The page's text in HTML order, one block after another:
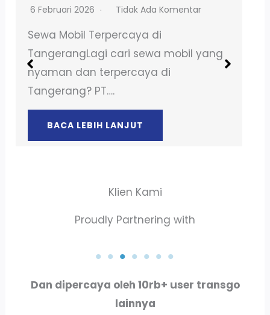
14 Maret 2025 Tidak Ada Komentar
Sewa Mobil BSD Tangerang Butuh
kendaraan untuk mudik keluar kota
atau sekedar liburan bersama
keluarga?…
BACA LEBIH LANJUT
Klien Kami
Proudly Partnering with
Dan dipercaya oleh 10rb+ user transgo
lainnya